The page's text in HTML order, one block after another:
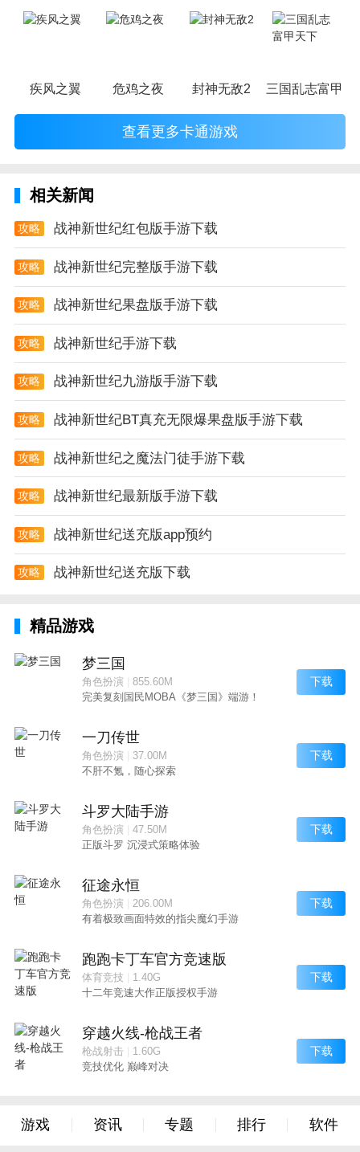
疾风之翼 危鸡之夜 封神无敌2 三国乱志富甲天
查看更多卡通游戏
相关新闻
攻略 战神新世纪红包版手游下载
攻略 战神新世纪完整版手游下载
攻略 战神新世纪果盘版手游下载
攻略 战神新世纪手游下载
攻略 战神新世纪九游版手游下载
攻略 战神新世纪BT真充无限爆果盘版手游下载
攻略 战神新世纪之魔法门徒手游下载
攻略 战神新世纪最新版手游下载
攻略 战神新世纪送充版app预约
攻略 战神新世纪送充版下载
精品游戏
梦三国
角色扮演| 855.60M
完美复刻国民MOBA《梦三国》端游！
下载
一刀传世
角色扮演| 37.00M
不肝不氪，随心探索
下载
斗罗大陆手游
角色扮演| 47.50M
正版斗罗 沉浸式策略体验
下载
征途永恒
角色扮演| 206.00M
有着极致画面特效的指尖魔幻手游
下载
跑跑卡丁车官方竞速版
体育竞技
1.40G
十二年竞速大作正版授权手游
下载
穿越火线-枪战王者
枪战射击
1.60G
竞技优化 巅峰对决
下载
游戏 资讯 专题 排行 软件